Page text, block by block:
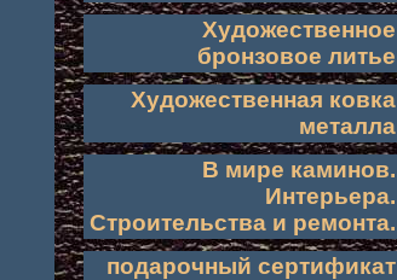
Художественное
бронзовое литье
Художественная ковка
металла
В мире каминов.
Интерьера.
Строительства и ремонта.
подарочный сертификат